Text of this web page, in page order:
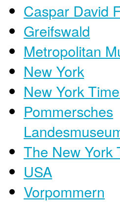
Caspar David
Greifswald
Metropolitan
New York
New York
Pommersches
The New York
USA
Vorpommern